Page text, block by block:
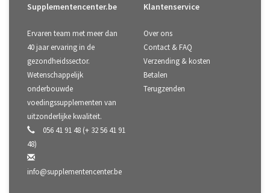
Supplementencenter.be
Ervaren team met meer dan
40 jaar ervaring in de
gezondheidssector.
Wetenschappelijk
onderbouwde
voedingssupplementen van
uitzonderlijke kwaliteit.
056 41 91 48 (+ 32 56 41 91
48)
info@supplementencenter.be
Klantenservice
Over ons
Contact & FAQ
Verzending & kosten
Betalen
Terugzenden